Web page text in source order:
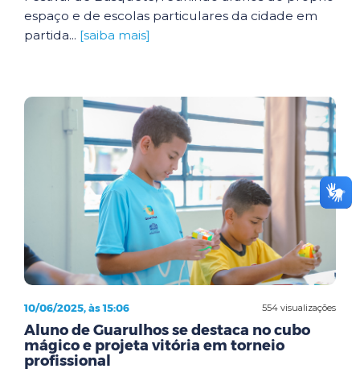
espaço e de escolas particulares da cidade em
partida... [saiba mais]
554 visualizações
10/06/2025, às 15:06
Aluno de Guarulhos se destaca no cubo
mágico e projeta vitória em torneio
profissional